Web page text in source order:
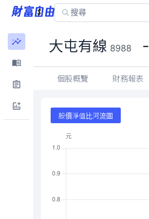
大屯有線 8988 -
個股概覽 財務報表
股價淨值比河流圖